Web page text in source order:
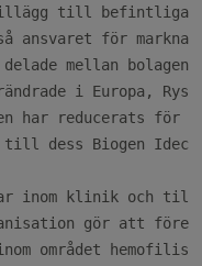
till befintliga
ansvaret för
mellan bolagen.
i Europa,
har reducerats för
dess Biogen Idecs
inom klinik och
gör att
området